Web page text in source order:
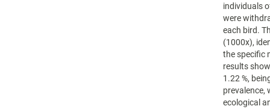
individuals
were
each bird.
(1000x),
the specific
results
1.22 %,
prevalence,
ecological